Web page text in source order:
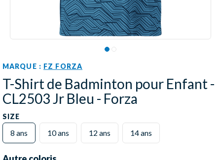
MARQUE : FZ FORZA
T-Shirt de Badminton pour Enfant -
CL2503 Jr Bleu - Forza
SIZE
8 ans 10 ans 12 ans 14 ans